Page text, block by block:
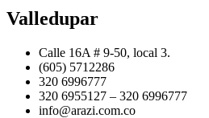
Valledupar
Calle 16A # 9-50, local 3.
(605) 5712286
320 6996777
320 6955127 – 320 6996777
info@arazi.com.co